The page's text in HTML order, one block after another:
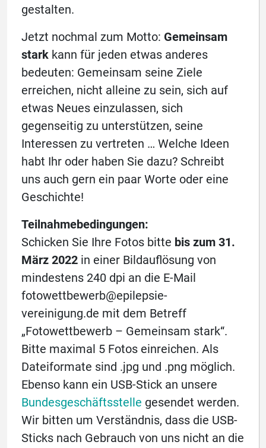
gestalten.
Jetzt nochmal zum Motto: Gemeinsam
stark kann für jeden etwas anderes
bedeuten: Gemeinsam seine Ziele
erreichen, nicht alleine zu sein, sich auf
etwas Neues einzulassen, sich
gegenseitig zu unterstützen, seine
Interessen zu vertreten … Welche Ideen
habt Ihr oder haben Sie dazu? Schreibt
uns auch gern ein paar Worte oder eine
Geschichte!
Teilnahmebedingungen:
Schicken Sie Ihre Fotos bitte bis zum 31.
März 2022 in einer Bildauflösung von
mindestens 240 dpi an die E-Mail
fotowettbewerb@epilepsie-
vereinigung.de mit dem Betreff
„Fotowettbewerb – Gemeinsam stark“.
Bitte maximal 5 Fotos einreichen. Als
Dateiformate sind .jpg und .png möglich.
Ebenso kann ein USB-Stick an unsere
Bundesgeschäftsstelle gesendet werden.
Wir bitten um Verständnis, dass die USB-
Sticks nach Gebrauch von uns nicht an die